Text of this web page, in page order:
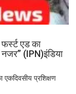
एड का
नजर” (IPN)इंडिया
प्रशिक्षण